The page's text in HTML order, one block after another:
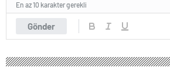
Gönder
En az 10 karakter gerekli